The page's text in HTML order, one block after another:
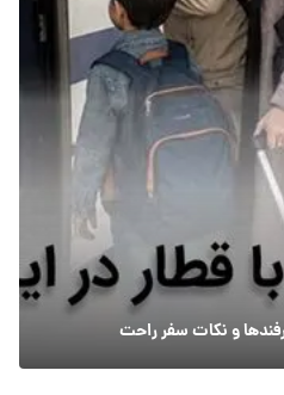
و نکات سفر راحت